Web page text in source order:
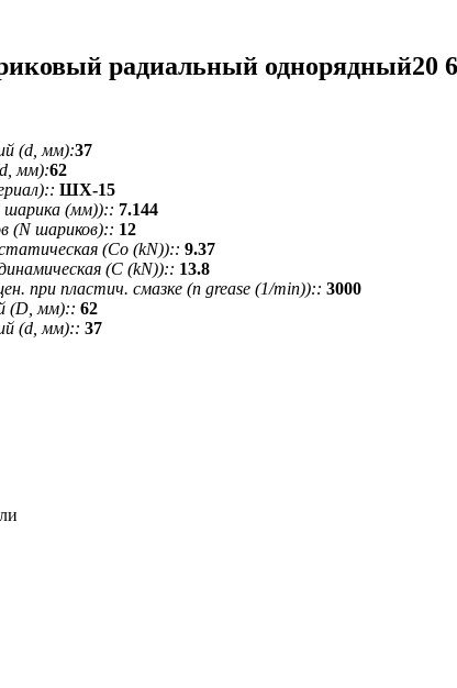
радиальный однорядный20
(d, мм):37
мм):62
ШХ-15
шарика (мм)):: 7.144
(N шариков):: 12
(Co (kN)):: 9.37
(C (kN)):: 13.8
при пластич. смазке (n grease (1/min)):: 3000
(D, мм):: 62
(d, мм):: 37